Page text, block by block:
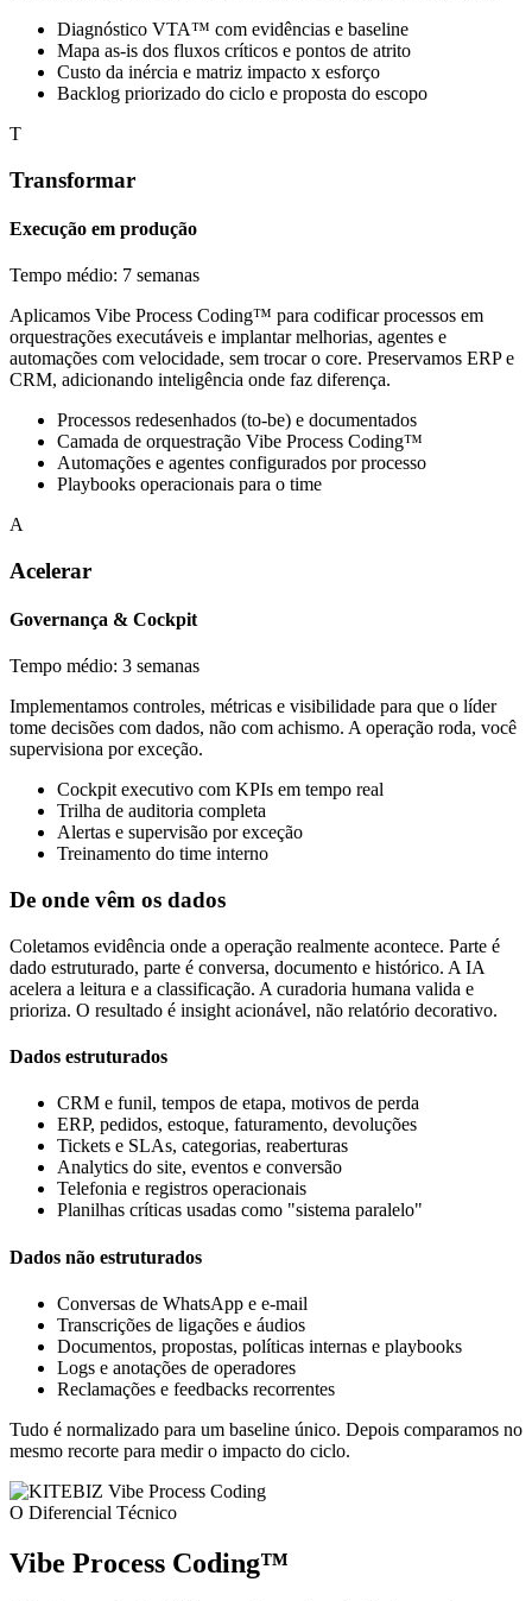
Diagnóstico VTA™ com evidências e baseline
Mapa as-is dos fluxos críticos e pontos de atrito
Custo da inércia e matriz impacto x esforço
Backlog priorizado do ciclo e proposta do escopo
T
Transformar
Execução em produção
Tempo médio: 7 semanas
Aplicamos Vibe Process Coding™ para codificar processos em
orquestrações executáveis e implantar melhorias, agentes e
automações com velocidade, sem trocar o core. Preservamos ERP e
CRM, adicionando inteligência onde faz diferença.
Processos redesenhados (to-be) e documentados
Camada de orquestração Vibe Process Coding™
Automações e agentes configurados por processo
Playbooks operacionais para o time
A
Acelerar
Governança & Cockpit
Tempo médio: 3 semanas
Implementamos controles, métricas e visibilidade para que o líder
tome decisões com dados, não com achismo. A operação roda, você
supervisiona por exceção.
Cockpit executivo com KPIs em tempo real
Trilha de auditoria completa
Alertas e supervisão por exceção
Treinamento do time interno
De onde vêm os dados
Coletamos evidência onde a operação realmente acontece. Parte é
dado estruturado, parte é conversa, documento e histórico. A IA
acelera a leitura e a classificação. A curadoria humana valida e
prioriza. O resultado é insight acionável, não relatório decorativo.
Dados estruturados
CRM e funil, tempos de etapa, motivos de perda
ERP, pedidos, estoque, faturamento, devoluções
Tickets e SLAs, categorias, reaberturas
Analytics do site, eventos e conversão
Telefonia e registros operacionais
Planilhas críticas usadas como "sistema paralelo"
Dados não estruturados
Conversas de WhatsApp e e-mail
Transcrições de ligações e áudios
Documentos, propostas, políticas internas e playbooks
Logs e anotações de operadores
Reclamações e feedbacks recorrentes
Tudo é normalizado para um baseline único. Depois comparamos no
mesmo recorte para medir o impacto do ciclo.
O Diferencial Técnico
Vibe Process Coding™